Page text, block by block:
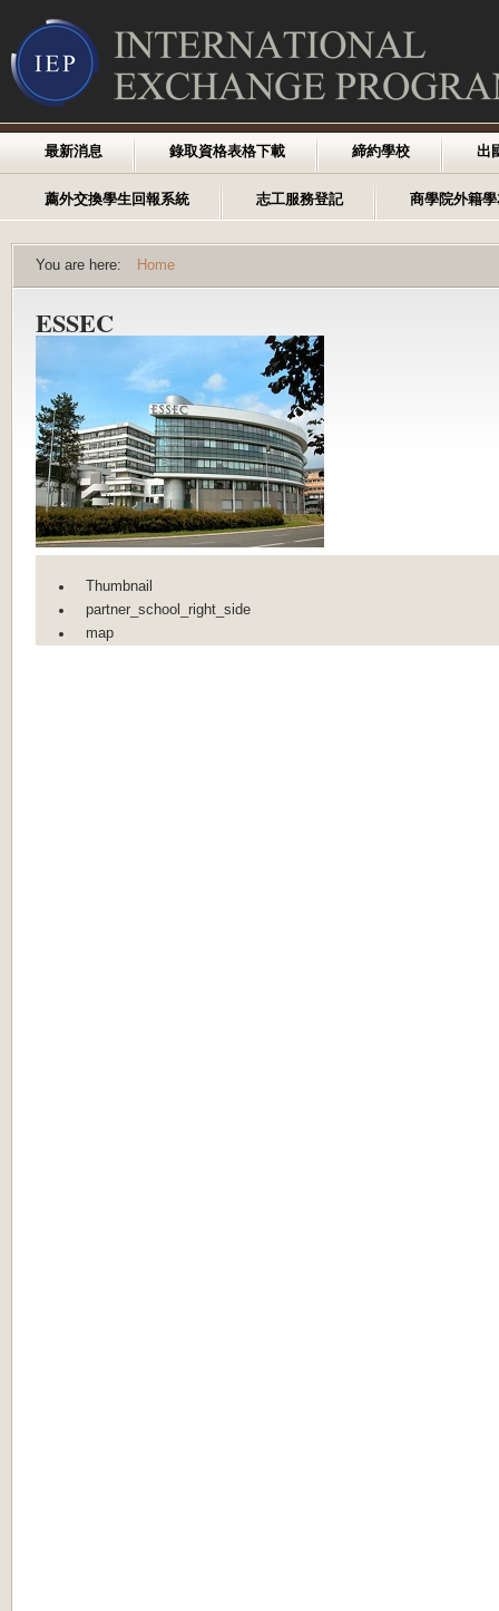
最新消息 錄取資格表格下載 締約學校 出
薦外交換學生回報系統 志工服務登記 商學院外籍
You are here: Home
ESSEC
Thumbnail
partner_school_right_side
map